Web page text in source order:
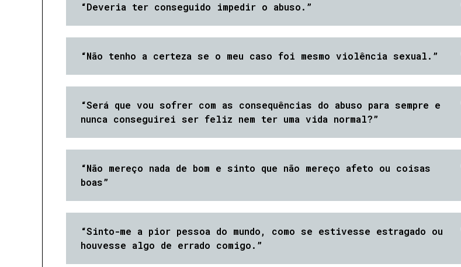
“Deveria ter conseguido impedir o abuso.”
“Não tenho a certeza se o meu caso foi mesmo violência sexual.”
“Será que vou sofrer com as consequências do abuso para sempre e
nunca conseguirei ser feliz nem ter uma vida normal?”
“Não mereço nada de bom e sinto que não mereço afeto ou coisas
boas”
“Sinto-me a pior pessoa do mundo, como se estivesse estragado ou
houvesse algo de errado comigo.”